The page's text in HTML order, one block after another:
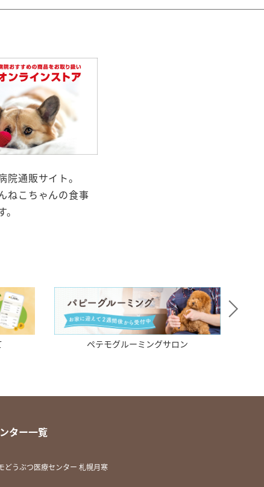
通販サイト。
ねこちゃんの食事
Life HOUSE
ター一覧
どうぶつ医療センター 札幌月寒